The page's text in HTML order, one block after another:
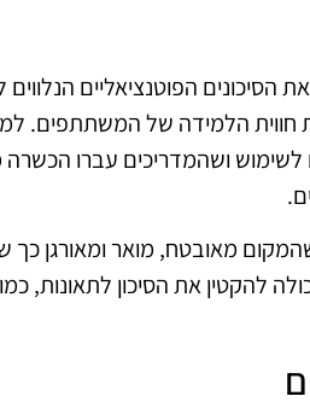
הפוטנציאליים הנלווים
את חווית הלמידה של המשתתפים.
לשימוש ושהמדריכים עברו
שהמקום מאובטח, מואר ומאורגן
להקטין את הסיכון לתאונות,